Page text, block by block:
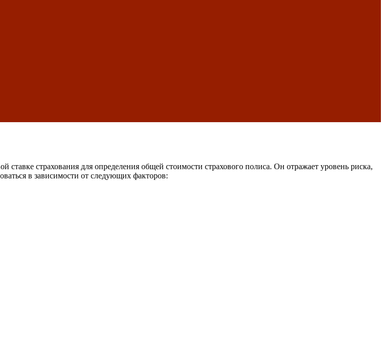
страхования для определения общей стоимости страхового полиса. Он отражает уровень риска,
в зависимости от следующих факторов: